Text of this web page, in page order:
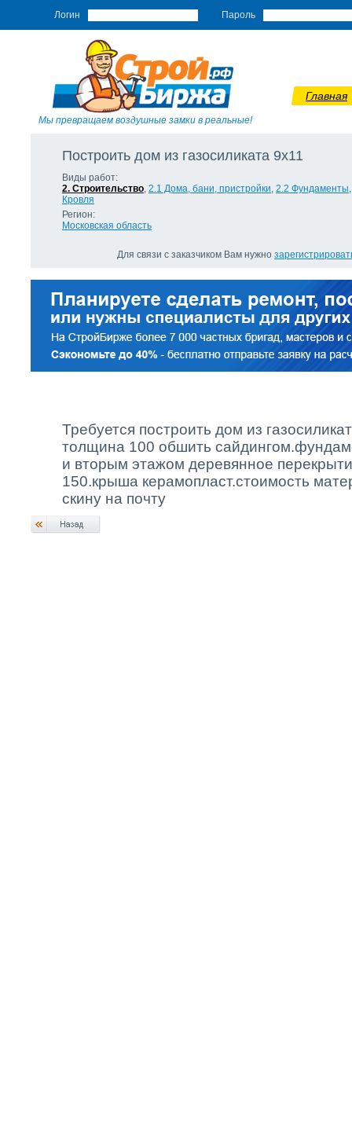
Логин Пароль
Мы превращаем воздушные замки в реальные!
Главная
Построить дом из газосиликата 9х11
Виды работ:
2. Строительство, 2.1 Дома, бани, пристройки, 2.2 Фундаменты
Кровля
Регион:
Московская область
Для связи с заказчиком Вам нужно
Требуется построить дом из
толщина 100 обшить
и вторым этажом деревянное
150.крыша керамопласт.стоимость
скину на почту